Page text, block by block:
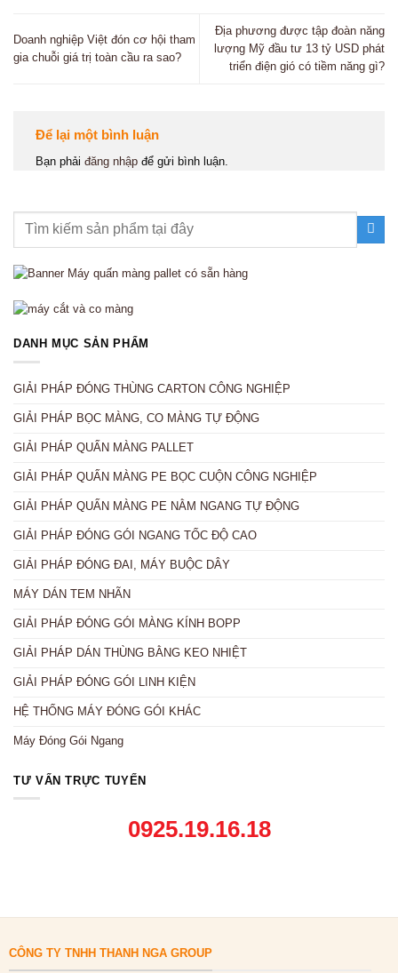
DANH MỤC SẢN PHẨM
GIẢI PHÁP ĐÓNG THÙNG CARTON CÔNG NGHIỆP
GIẢI PHÁP BỌC MÀNG, CO MÀNG TỰ ĐỘNG
GIẢI PHÁP QUẤN MÀNG PALLET
GIẢI PHÁP QUẤN MÀNG PE BỌC CUỘN CÔNG NGHIỆP
GIẢI PHÁP QUẤN MÀNG PE NẰM NGANG TỰ ĐỘNG
GIẢI PHÁP ĐÓNG GÓI NGANG TỐC ĐỘ CAO
GIẢI PHÁP ĐÓNG ĐAI, MÁY BUỘC DÂY
MÁY DÁN TEM NHÃN
GIẢI PHÁP ĐÓNG GÓI MÀNG KÍNH BOPP
GIẢI PHÁP DÁN THÙNG BẰNG KEO NHIỆT
GIẢI PHÁP ĐÓNG GÓI LINH KIỆN
HỆ THỐNG MÁY ĐÓNG GÓI KHÁC
Máy Đóng Gói Ngang
TƯ VẤN TRỰC TUYẾN
0925.19.16.18
Doanh nghiệp Việt đón cơ hội tham
gia chuỗi giá trị toàn cầu ra sao?
Địa phương được tập đoàn năng
lượng Mỹ đầu tư 13 tỷ USD phát
triển điện gió có tiềm năng gì?
Để lại một bình luận
Bạn phải đăng nhập để gửi bình luận.
CÔNG TY TNHH THANH NGA GROUP